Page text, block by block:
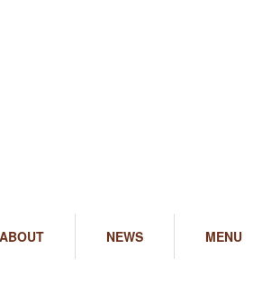
ABOUT NEWS MENU